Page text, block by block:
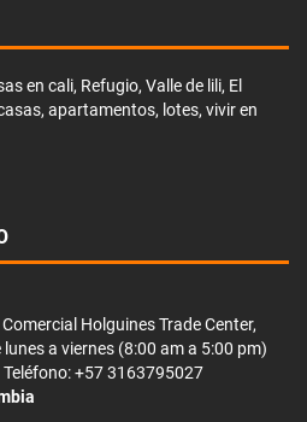
en cali, Refugio, Valle de lili, El
apartamentos, lotes, vivir en
Holguines Trade Center,
a viernes (8:00 am a 5:00 pm)
+57 3163795027